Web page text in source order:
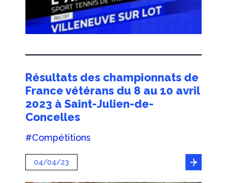
Résultats des championnats de
France vétérans du 8 au 10 avril
2023 à Saint-Julien-de-
Concelles
#Compétitions
04/04/23